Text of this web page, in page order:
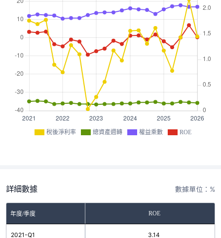
稅後淨利率 總資產週轉 權益乘數 ROE
詳細數據 數據單位：%
年度/季度 ROE
2021-Q1 3.14